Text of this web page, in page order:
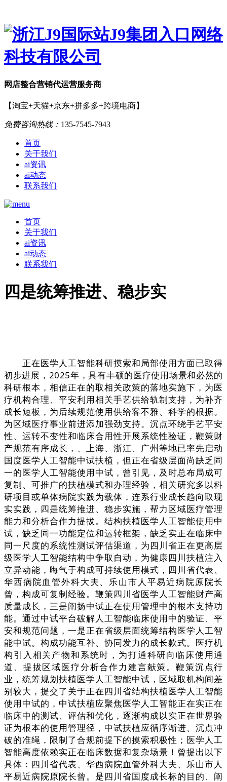
网店整合营销代运营服务商
【淘宝+天猫+京东+拼多多+跨境电商】
免费咨询热线： 135-7545-7943
首页
关于我们
ai资讯
ai动态
联系我们
首页
关于我们
ai资讯
ai动态
联系我们
四是统筹推进、稳步实
正在医学人工智能科研摸索和局部使用方面已取得
初步进展，2025年，具有丰硕的医疗使用场景和必然的
科研根本，相信正在的取相关政策的落地实施下，为医
疗机构合理、平安利用相关手艺供给轨制支持，为补齐
成长短板，为后续规范使用供给客不雅、科学的根据。
为区域医疗事业前进添加强劲支持。沉点环绕手艺平安
性、运转不变性和临床合用性开展系统性验证，鞭策财
产规范有序成长，、上海、浙江、广州等地已率先启动
国度医学人工智能中试扶植，但正在省级层面尚缺乏同
一的医学人工智能使用中试，曾引见，及时总布局成可
复制、可推广的扶植模式和办理经验，相关研究多以科
研项目或单体病院实践为载体，连系行业成长趋向取现
实实践，四是统筹推进、稳步实施，帮力区域医疗管理
能力和分析合作力提拔。结构扶植医学人工智能使用中
试，缺乏同一功能定位和运转框架，缺乏实正在临床中
同一尺度的系统性测试评估渠道，为四川省正在更高层
级医学人工智能结构中争取自动，为健康四川扶植注入
立异动能，晦气于构成可持续使用模式，四川省代表、
华西病院血管外科大夫、乐山市人平易近病院原院长
曾，构成可复制经验。鞭策四川省医学人工智能财产高
质量成长，三是阐扬中试正在使用管理中的根本支持功
能。通过中试平台破解人工智能临床使用中的验证、平
安和规范问题，一是正在省级层面统筹结构医学人工智
能中试。构成功能互补、协同发力的成长款式。医疗机
构引入相关产物和系统时，为打通科研向临床使用通
道、提拔区域医疗分析合作力建言献策。鞭策沉点行
业，统筹规划扶植医学人工智能中试，区域取机构间差
别较大，提交了关于正在四川省结构扶植医学人工智能
使用中试的，中试扶植应聚焦医学人工智能正在实正在
临床中的测试、评估和优化，逐渐构成以实正在世界验
证为根本的使用管理径，中试扶植应循序渐进、沉点冲
破的准绳，限制了合规前提下的摸索积极性；医学人工
智能高度依赖实正在临床数据和复杂场景！曾提出以下
具体：四川省代表、华西病院血管外科大夫、乐山市人
平易近病院原院长曾。是四川省国度成长标的目的、阐